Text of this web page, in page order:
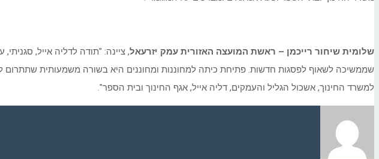
שלומית שיחור רייכמן – ראשת המועצה האזורית עמק יזרעאל, ציינה: "תודה לדליה אייל,
שממשיכה לשאוף לפסגות חדשות. פתיחת כיתה למחוננות ומחוננים היא בשורה משמעותית
למשרד החינוך, אשכול הגליל והעמקים, דליה אייל, אגף החינוך ובית הספר".